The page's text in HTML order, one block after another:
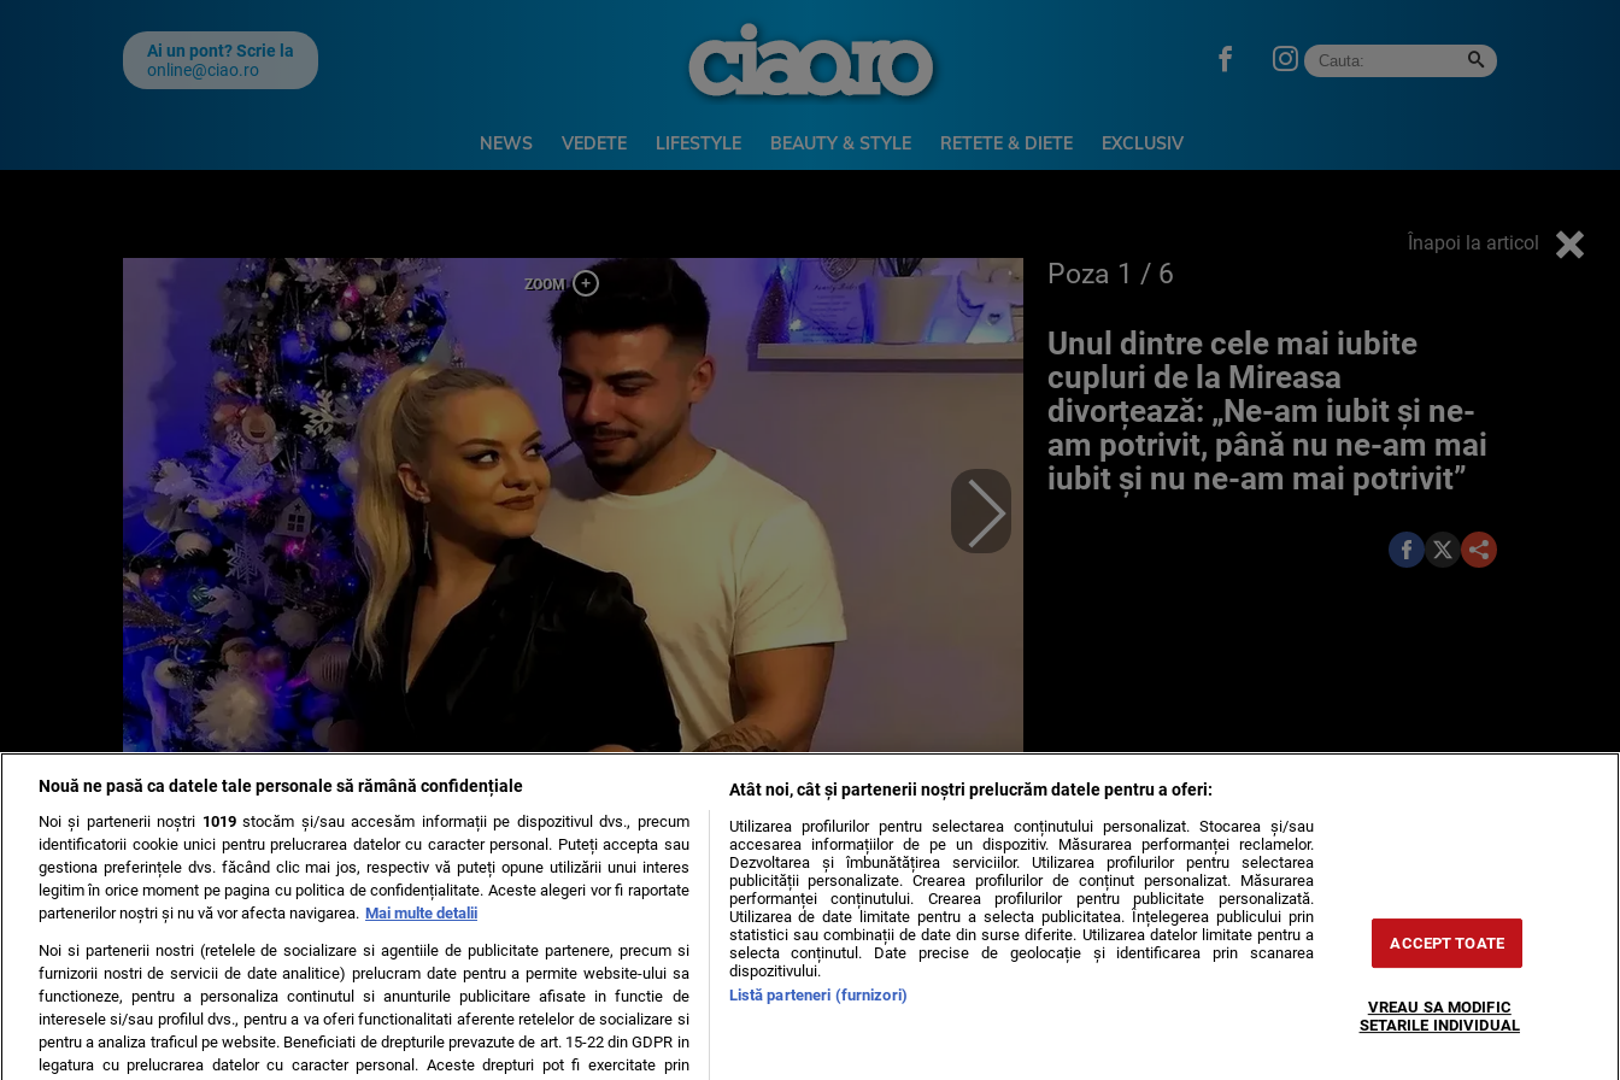
Ai un pont? Scrie la
online@ciao.ro
NEWS VEDETE LIFESTYLE BEAUTY & STYLE RETETE & DIETE EXCLUSIV
Înapoi la articol
Poza 1 / 6
Unul dintre cele mai iubite
cupluri de la Mireasa
divorțează: „Ne-am iubit și ne-
am potrivit, până nu ne-am mai
iubit și nu ne-am mai potrivit”
TERMENI ȘI CONDIȚII DESPRE NOI CONTACT SETĂRI COOKIES
© 2008 - 2026 - Toate drepturile rezervate
ARC MEDIA PUBLISHING SRL, Adresa: București, Sos Fabrica de Glucoză, nr. 21, parter, sector 2, J2016000631407, CIF: RO35451445
Decizia ONJN nr. 1598/16.09.2021. Jocurile de noroc sunt interzise minorilor.
Nouă ne pasă ca datele tale personale să rămână confidențiale
Noi și partenerii noștri 1019stocăm și/sau accesăm informații pe dispozitivul dvs., precum
identificatorii cookie unici pentru prelucrarea datelor cu caracter personal. Puteți accepta sau
gestiona preferințele dvs. făcând clic mai jos, respectiv vă puteți opune utilizării unui interes
legitim în orice moment pe pagina cu politica de confidențialitate. Aceste alegeri vor fi raportate
partenerilor noștri și nu vă vor afecta navigarea. Mai multe detalii
Noi si partenerii nostri (retelele de socializare si agentiile de publicitate partenere, precum si
furnizorii nostri de servicii de date analitice) prelucram date pentru a permite website-ului sa
functioneze, pentru a personaliza continutul si anunturile publicitare afisate in functie de
interesele si/sau profilul dvs., pentru a va oferi functionalitati aferente retelelor de socializare si
pentru a analiza traficul pe website. Beneficiati de drepturile prevazute de art. 15-22 din GDPR in
legatura cu prelucrarea datelor cu caracter personal. Aceste drepturi pot fi exercitate prin
Atât noi, cât și partenerii noștri prelucrăm datele pentru a oferi:
Utilizarea profilurilor pentru selectarea conținutului personalizat. Stocarea și/sau
accesarea informațiilor de pe un dispozitiv. Măsurarea performanței reclamelor.
Dezvoltarea și îmbunătățirea serviciilor. Utilizarea profilurilor pentru selectarea
publicității personalizate. Crearea profilurilor de conținut personalizat. Măsurarea
performanței conținutului. Crearea profilurilor pentru publicitate personalizată.
Utilizarea de date limitate pentru a selecta publicitatea. Înțelegerea publicului prin
statistici sau combinații de date din surse diferite. Utilizarea datelor limitate pentru a
selecta conținutul. Date precise de geolocație și identificarea prin scanarea
dispozitivului.
Listă parteneri (furnizori)
ACCEPT TOATE
VREAU SA MODIFIC
SETARILE INDIVIDUAL